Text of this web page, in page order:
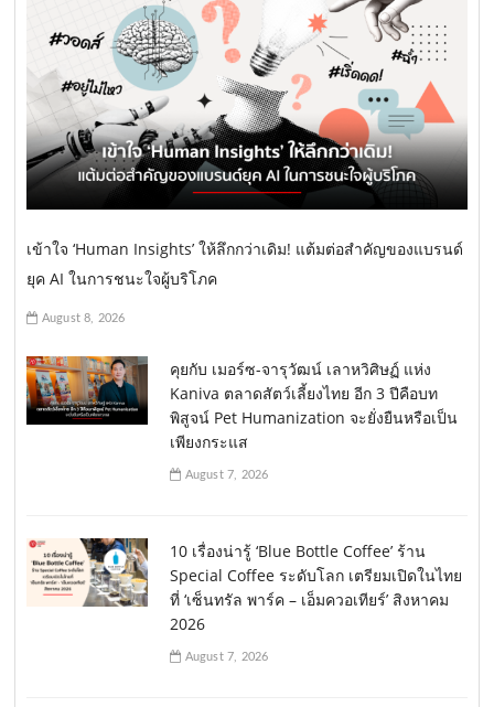
เข้าใจ ‘Human Insights’ ให้ลึกกว่าเดิม! แต้มต่อสำคัญของแบรนด์
ยุค AI ในการชนะใจผู้บริโภค
August 8, 2026
คุยกับ เมอร์ซ-จารุวัฒน์ เลาหวิศิษฏ์ แห่ง
Kaniva ตลาดสัตว์เลี้ยงไทย อีก 3 ปีคือบท
พิสูจน์ Pet Humanization จะยั่งยืนหรือเป็น
เพียงกระแส
August 7, 2026
10 เรื่องน่ารู้ ‘Blue Bottle Coffee’ ร้าน
Special Coffee ระดับโลก เตรียมเปิดในไทย
ที่ ‘เซ็นทรัล พาร์ค – เอ็มควอเทียร์’ สิงหาคม
2026
August 7, 2026